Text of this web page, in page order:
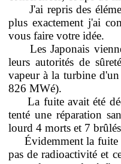
J'ai repris des
plus exactement j'ai
vous faire votre idée.
Les Japonais
leurs autorités de
vapeur à la turbine
826 MWé).
La fuite avait été
tenté une réparation
lourd 4 morts et 7
Évidemment la fuite
pas de radioactivité et